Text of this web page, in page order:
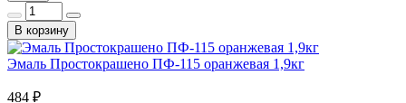
В корзину
Эмаль Простокрашено ПФ-115 оранжевая 1,9кг
484 ₽